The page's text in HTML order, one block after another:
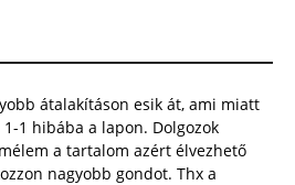
átalakításon esik át, ami miatt
1 hibába a lapon. Dolgozok
a tartalom azért élvezhető
nagyobb gondot. Thx a